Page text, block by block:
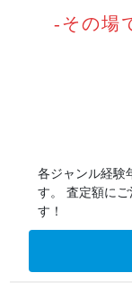
-その場
各ジャンル経験
す。
査定額に
す！